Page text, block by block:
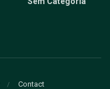
Contact